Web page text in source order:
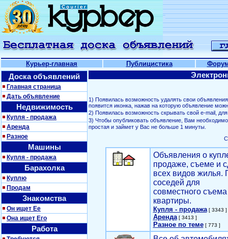
Курьер-главная Публицистика
Доска объявлений
Главная страница
Дать объявление
Недвижимость
Купля - продажа
Аренда
Разное
Машины
Купля - продажа
Барахолка
Куплю
Продам
Знакомства
Он ищет Ее
Она ищет Его
Работа
1) Появилась возможность удалять свои
появится иконка, нажав на которую объявление
2) Появилась возможность скрывать свой е-mail,
3) Чтобы опубликовать объявление, Вам
простая и займет у Вас не больше 1 минуты.
Объявления о
продаже, съеме и
всех видов жилья.
соседей для
совместного съема
квартиры.
Купля - продажа[ 3343 ]
Аренда[ 3413 ]
Разное по теме[ 773 ]